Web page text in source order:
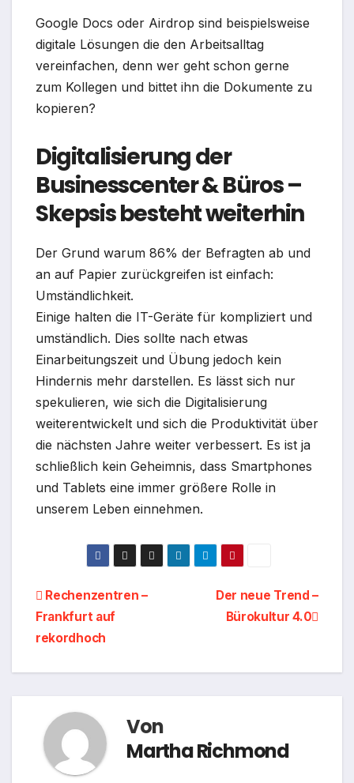
Google Docs oder Airdrop sind beispielsweise
digitale Lösungen die den Arbeitsalltag
vereinfachen, denn wer geht schon gerne
zum Kollegen und bittet ihn die Dokumente zu
kopieren?
Digitalisierung der
Businesscenter & Büros –
Skepsis besteht weiterhin
Der Grund warum 86% der Befragten ab und
an auf Papier zurückgreifen ist einfach:
Umständlichkeit.
Einige halten die IT-Geräte für kompliziert und
umständlich. Dies sollte nach etwas
Einarbeitungszeit und Übung jedoch kein
Hindernis mehr darstellen. Es lässt sich nur
spekulieren, wie sich die Digitalisierung
weiterentwickelt und sich die Produktivität über
die nächsten Jahre weiter verbessert. Es ist ja
schließlich kein Geheimnis, dass Smartphones
und Tablets eine immer größere Rolle in
unserem Leben einnehmen.
BeitragsnavigationDer neue Trend –
Bürokultur 4.0
Rechenzentren –
Frankfurt auf
rekordhoch
Von
Martha Richmond